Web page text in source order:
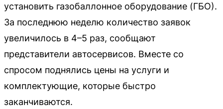
установить газобаллонное оборудование (ГБО).
За последнюю неделю количество заявок
увеличилось в 4–5 раз, сообщают
представители автосервисов. Вместе со
спросом поднялись цены на услуги и
комплектующие, которые быстро
заканчиваются.